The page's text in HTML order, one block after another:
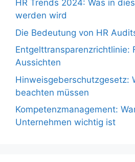
HR Trends 2024: Was in
werden wird
Die Bedeutung von HR
Entgelttransparenzrichtlinie:
Aussichten
Hinweisgeberschutzgesetz:
beachten müssen
Kompetenzmanagement:
Unternehmen wichtig ist